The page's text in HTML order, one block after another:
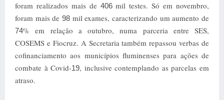
foram realizados mais de 406mil testes. Só em novembro,
foram mais de 98 mil exames, caracterizando um aumento de
74% em relação a outubro, numa parceria entre SES,
COSEMS e Fiocruz. A Secretaria também repassou verbas de
cofinanciamento aos municípios fluminenses para ações de
combate à Covid-19, inclusive contemplando as parcelas em
atraso.